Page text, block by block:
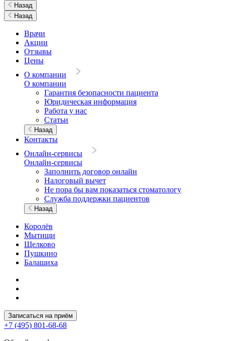
Назад
Назад
Врачи
Акции
Отзывы
Цены
О компании
О компании
Гарантия безопасности пациента
Юридическая информация
Работа у нас
Статьи
Назад
Контакты
Онлайн-сервисы
Онлайн-сервисы
Заполнить договор онлайн
Налоговый вычет
Не пора бы вам показаться стоматологу
Служба поддержки пациентов
Назад
Королёв
Мытищи
Щелково
Пушкино
Балашиха
Записаться на приём
+7 (495) 801-68-68